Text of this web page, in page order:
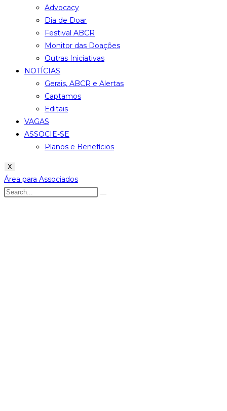
Advocacy
Dia de Doar
Festival ABCR
Monitor das Doações
Outras Iniciativas
NOTÍCIAS
Gerais, ABCR e Alertas
Captamos
Editais
VAGAS
ASSOCIE-SE
Planos e Benefícios
X
Área para Associados